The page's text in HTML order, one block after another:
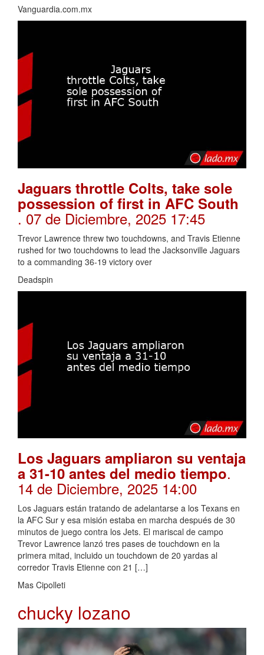
Vanguardia.com.mx
Jaguars throttle Colts, take sole
possession of first in AFC South
. 07 de Diciembre, 2025 17:45
Trevor Lawrence threw two touchdowns, and Travis Etienne
rushed for two touchdowns to lead the Jacksonville Jaguars
to a commanding 36-19 victory over
Deadspin
Los Jaguars ampliaron su ventaja
a 31-10 antes del medio tiempo.
14 de Diciembre, 2025 14:00
Los Jaguars están tratando de adelantarse a los Texans en
la AFC Sur y esa misión estaba en marcha después de 30
minutos de juego contra los Jets. El mariscal de campo
Trevor Lawrence lanzó tres pases de touchdown en la
primera mitad, incluido un touchdown de 20 yardas al
corredor Travis Etienne con 21 […]
Mas Cipolleti
chucky lozano